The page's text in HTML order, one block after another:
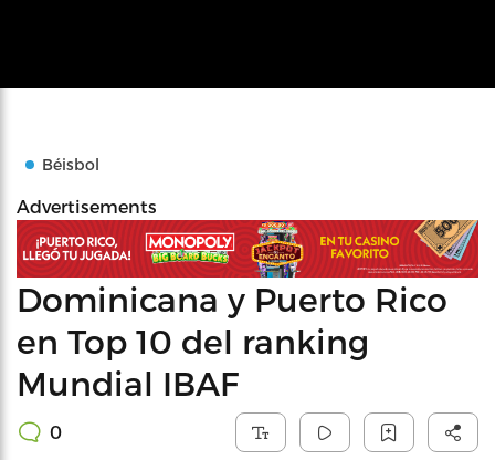
Béisbol
Advertisements
Dominicana y Puerto Rico
en Top 10 del ranking
Mundial IBAF
0